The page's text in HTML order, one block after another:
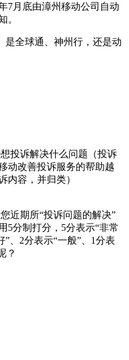
7月底由漳州移动公司自动
。
是全球通、神州行，还是动
投诉解决什么问题（投诉
动改善投诉服务的帮助越
内容，并归类）
近期所“投诉问题的解决”
5分制打分，5分表示“非常
”、2分表示“一般”、1分表
？